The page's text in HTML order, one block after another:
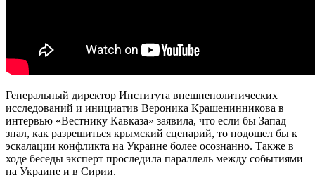
Генеральный директор Института внешнеполитических
исследований и инициатив Вероника Крашенинникова в
интервью «Вестнику Кавказа» заявила, что если бы Запад
знал, как разрешиться крымский сценарий, то подошел бы к
эскалации конфликта на Украине более осознанно. Также в
ходе беседы эксперт проследила параллель между событиями
на Украине и в Сирии.